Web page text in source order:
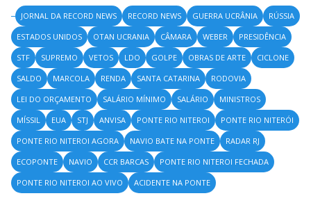
JORNAL DA RECORD NEWS RECORD NEWS GUERRA UCRÂNIA
RÚSSIA
ESTADOS UNIDOS
OTAN UCRANIA CÂMARA WEBER
PRESIDÊNCIA
STF
SUPREMO VETOS LDO GOLPE OBRAS DE ARTE
CICLONE
SALDO
MARCOLA RENDA SANTA CATARINA
RODOVIA
LEI DO ORÇAMENTO
SALÁRIO MÍNIMO SALÁRIO
MINISTROS
MÍSSIL
EUA STJ ANVISA PONTE RIO NITEROI
PONTE RIO NITERÓI
PONTE RIO NITEROI AGORA
NAVIO BATE NA PONTE
RADAR RJ
ECOPONTE
NAVIO CCR BARCAS
PONTE RIO NITEROI FECHADA
PONTE RIO NITEROI AO VIVO
ACIDENTE NA PONTE